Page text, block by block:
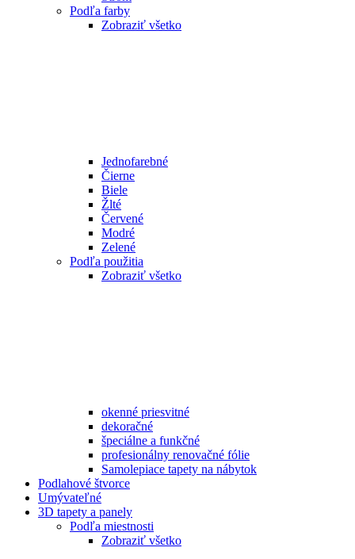
Podľa farby
Zobraziť všetko
Jednofarebné
Čierne
Biele
Žlté
Červené
Modré
Zelené
Podľa použitia
Zobraziť všetko
okenné priesvitné
dekoračné
špeciálne a funkčné
profesionálny renovačné fólie
Samolepiace tapety na nábytok
Podlahové štvorce
Umývateľné
3D tapety a panely
Podľa miestnosti
Zobraziť všetko